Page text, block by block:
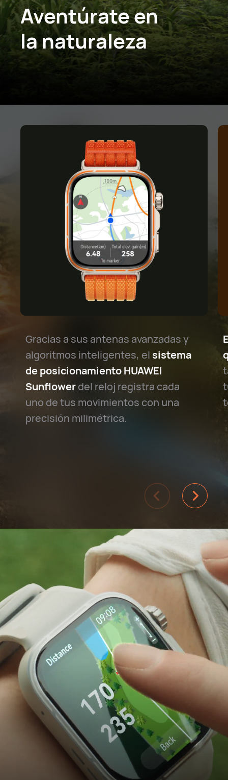
Aventúrate en
la naturaleza
Gracias a sus antenas avanzadas y
algoritmos inteligentes, el sistema
de posicionamiento HUAWEI
Sunflowerdel reloj registra cada
uno de tus movimientos con una
precisión milimétrica.